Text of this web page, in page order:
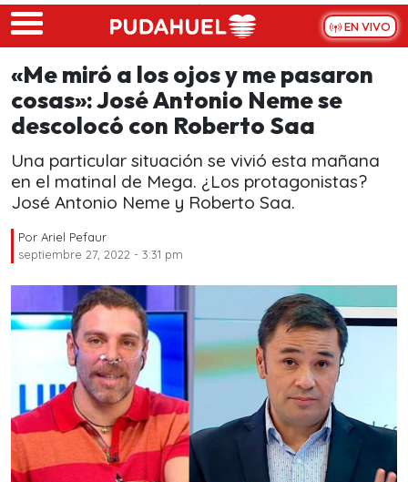
Skip to main content
EN VIVO
«Me miró a los ojos y me pasaron
cosas»: José Antonio Neme se
descolocó con Roberto Saa
Una particular situación se vivió esta mañana
en el matinal de Mega. ¿Los protagonistas?
José Antonio Neme y Roberto Saa.
Por Ariel Pefaur
septiembre 27, 2022 - 3:31 pm